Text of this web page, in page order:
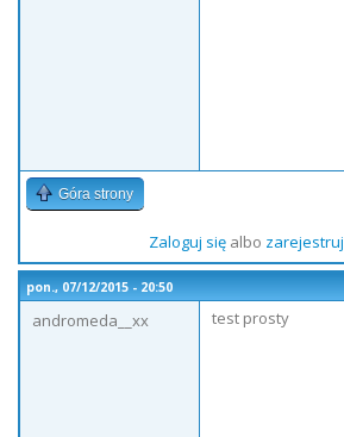
Góra strony
Zaloguj sięalbo zarejestruj
pon., 07/12/2015 - 20:50
andromeda__xx
test prosty